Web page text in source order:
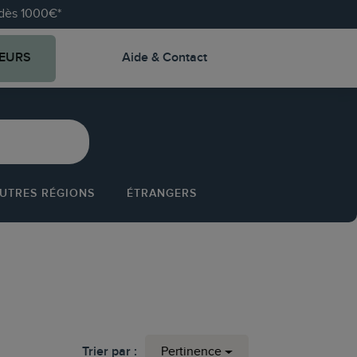
1000€*
Aide & Contact
RÉGIONS ÉTRANGERS
Trier par : Pertinence